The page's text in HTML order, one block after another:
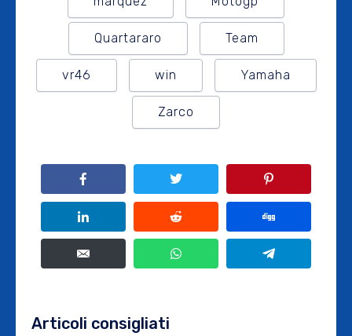
Quartararo Team
vr46 win Yamaha
Zarco
Articoli consigliati